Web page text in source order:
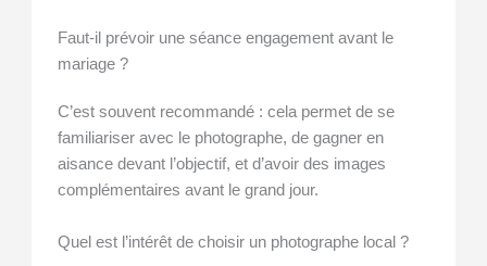
Faut-il prévoir une séance engagement avant le
mariage ?
C’est souvent recommandé : cela permet de se
familiariser avec le photographe, de gagner en
aisance devant l’objectif, et d’avoir des images
complémentaires avant le grand jour.
Quel est l’intérêt de choisir un photographe local ?